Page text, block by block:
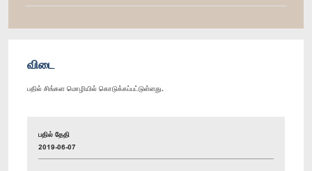
விடை
பதில் சிங்கள மொழியில் கொடுக்கப்பட்டுள்ளது.
பதில் தேதி
2019-06-07